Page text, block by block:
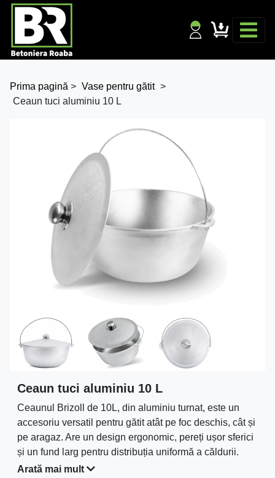
Prima pagină > Vase pentru gătit >
Ceaun tuci aluminiu 10 L
Ceaun tuci aluminiu 10 L
Ceaunul Brizoll de 10L, din aluminiu turnat, este un
accesoriu versatil pentru gătit atât pe foc deschis, cât și
pe aragaz. Are un design ergonomic, pereți ușor sferici
și un fund larg pentru distribuția uniformă a căldurii.
Include un capac și un mâner metalic pentru transport
Arată mai mult